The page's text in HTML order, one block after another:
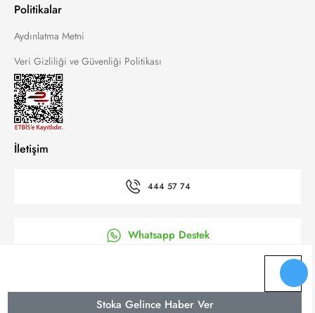
Stoka Gelince Haber Ver
Politikalar
Aydınlatma Metni
Veri Gizliliği ve Güvenliği Politikası
İletişim
444 57 74
Whatsapp Destek